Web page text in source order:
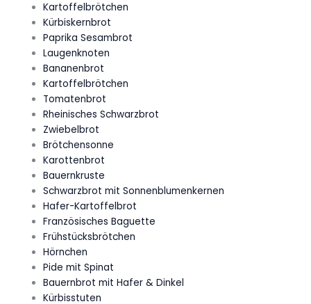
Kartoffelbrötchen
Kürbiskernbrot
Paprika Sesambrot
Laugenknoten
Bananenbrot
Kartoffelbrötchen
Tomatenbrot
Rheinisches Schwarzbrot
Zwiebelbrot
Brötchensonne
Karottenbrot
Bauernkruste
Schwarzbrot mit Sonnenblumenkernen
Hafer-Kartoffelbrot
Französisches Baguette
Frühstücksbrötchen
Hörnchen
Pide mit Spinat
Bauernbrot mit Hafer & Dinkel
Kürbisstuten